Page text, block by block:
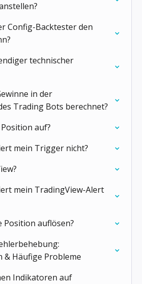
Config-Backtester den
technischer
in der
Trading Bots berechnet?
auf?
mein Trigger nicht?
mein TradingView-Alert
Position auflösen?
& Häufige Probleme
Indikatoren auf